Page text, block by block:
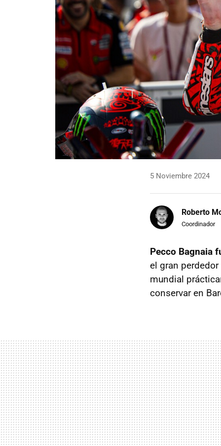
5 Noviembre 2024
Roberto
Coordinador
Pecco Bagnaia
el gran
mundial
conservar en